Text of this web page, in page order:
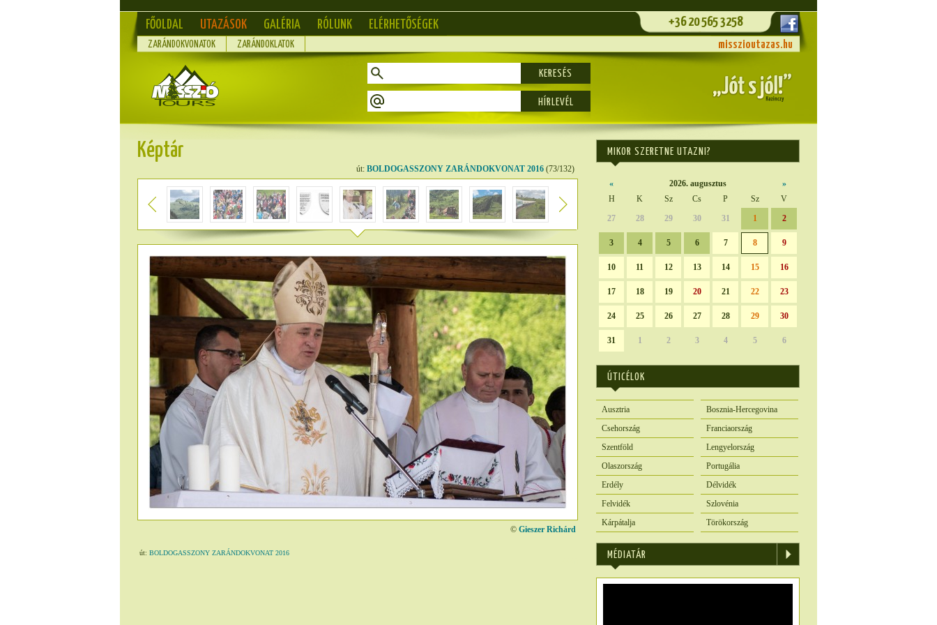
FŐOLDAL UTAZÁSOK GALÉRIA RÓLUNK ELÉRHETŐSÉGEK +36 20 565 3258
ZARÁNDOKVONATOK ZARÁNDOKLATOK misszioutazas.hu
KERESÉS
Képtár
út: BOLDOGASSZONY ZARÁNDOKVONAT 2016 (73/132)
© Gieszer Richárd
út: BOLDOGASSZONY ZARÁNDOKVONAT 2016
MIKOR SZERETNE UTAZNI?
« 2026. augusztus
»
H
K Sz Cs P Sz
V
27
28 29 30 31 1 2
3 4 5 6 7 8 9
10 11 12 13 14 15 16
17 18 19 20 21 22 23
24 25 26 27 28 29 30
31 1 2 3 4 5 6
ÚTICÉLOK
Ausztria
Bosznia-Hercegovina
Csehország
Franciaország
Szentföld
Lengyelország
Olaszország
Portugália
Erdély
Délvidék
Felvidék
Szlovénia
Kárpátalja
Törökország
MÉDIATÁR